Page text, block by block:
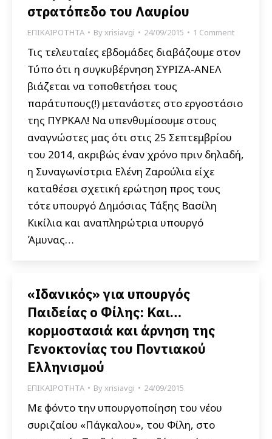
στρατόπεδο του Λαυρίου
ΕΠΙΚΑΙΡΟΤΗΤΑ Byxrisiavgi 24/09/2015 1 Comment
Τις τελευταίες εβδομάδες διαβάζουμε στον
Τύπο ότι η συγκυβέρνηση ΣΥΡΙΖΑ-ΑΝΕΛ
βιάζεται να τοποθετήσει τους
παράτυπους(!) μετανάστες στο εργοστάσιο
της ΠΥΡΚΑΛ! Να υπενθυμίσουμε στους
αναγνώστες μας ότι στις 25 Σεπτεμβρίου
του 2014, ακριβώς έναν χρόνο πριν δηλαδή,
η Συναγωνίστρια Ελένη Ζαρούλια είχε
καταθέσει σχετική ερώτηση προς τους
τότε υπουργό Δημόσιας Τάξης Βασίλη
Κικίλια και αναπληρώτρια υπουργό
Άμυνας…
«Ιδανικός» για υπουργός
Παιδείας ο Φίλης: Και…
κορμοστασιά και άρνηση της
Γενοκτονίας του Ποντιακού
Ελληνισμού
ΕΠΙΚΑΙΡΟΤΗΤΑ Byxrisiavgi 24/09/2015
Με φόντο την υπουργοποίηση του νέου
συριζαίου «Πάγκαλου», του Φίλη, στο